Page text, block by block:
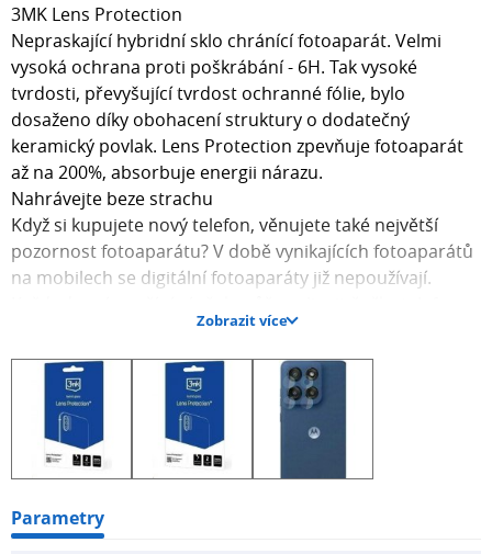
3MK Lens Protection
Nepraskající hybridní sklo chránící fotoaparát. Velmi
vysoká ochrana proti poškrábání - 6H. Tak vysoké
tvrdosti, převyšující tvrdost ochranné fólie, bylo
dosaženo díky obohacení struktury o dodatečný
keramický povlak. Lens Protection zpevňuje fotoaparát
až na 200%, absorbuje energii nárazu.
Nahrávejte beze strachu
Když si kupujete nový telefon, věnujete také největší
pozornost fotoaparátu? V době vynikajících fotoaparátů
na mobilech se digitální fotoaparáty již nepoužívají.
proto je chraňte hybridním sklem Lens Protection™.
Odolné vůči nárazům
Nemůžete předvídat, co je hned za rohem. Ani my ne.
Proto nabízíme nejspolehlivější řešení! Spojili jsme
flexibilitu fólie s pevností skla, abychom vytvořili
nepraskající ochranu objektivu hybridního fotoaparátu.
Lens Protection™ posiluje čočku až o 200 %.
Odolný proti poškrábání
Promluvíte si s přáteli, položíte telefon na stůl nepříliš
Zobrazit více
Parametry